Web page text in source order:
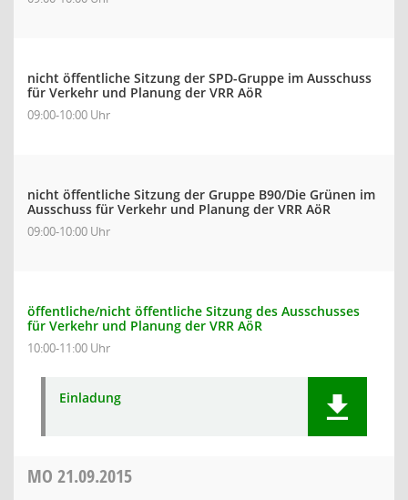
nicht öffentliche Sitzung der SPD-Gruppe im Ausschuss
für Verkehr und Planung der VRR AöR
09:00-10:00 Uhr
nicht öffentliche Sitzung der Gruppe B90/Die Grünen im
Ausschuss für Verkehr und Planung der VRR AöR
09:00-10:00 Uhr
öffentliche/nicht öffentliche Sitzung des Ausschusses
für Verkehr und Planung der VRR AöR
10:00-11:00 Uhr
Einladung
MO 21.09.2015